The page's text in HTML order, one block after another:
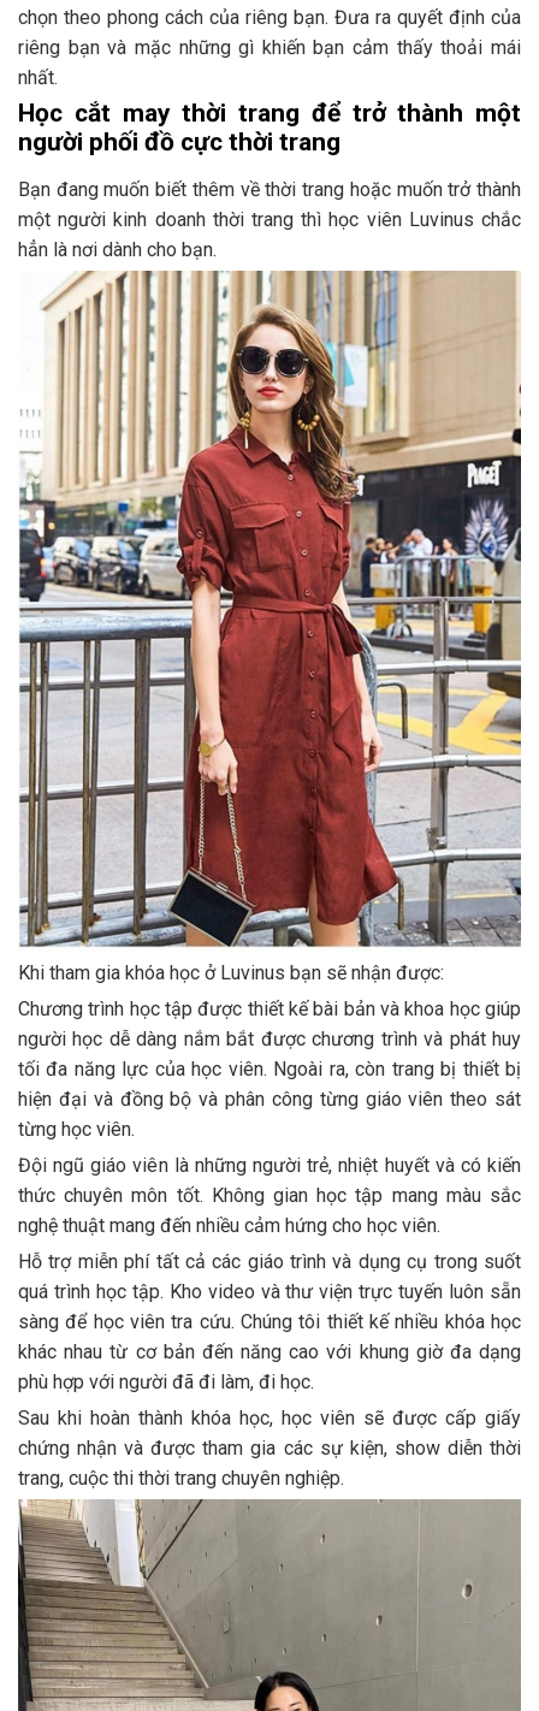
chọn theo phong cách của riêng bạn. Đưa ra quyết định của
riêng bạn và mặc những gì khiến bạn cảm thấy thoải mái
nhất.
Học cắt may thời trang để trở thành một
người phối đồ cực thời trang
Bạn đang muốn biết thêm về thời trang hoặc muốn trở thành
một người kinh doanh thời trang thì học viên Luvinus chắc
hẳn là nơi dành cho bạn.
Khi tham gia khóa học ở Luvinus bạn sẽ nhận được:
Chương trình học tập được thiết kế bài bản và khoa học giúp
người học dễ dàng nắm bắt được chương trình và phát huy
tối đa năng lực của học viên. Ngoài ra, còn trang bị thiết bị
hiện đại và đồng bộ và phân công từng giáo viên theo sát
từng học viên.
Đội ngũ giáo viên là những người trẻ, nhiệt huyết và có kiến
thức chuyên môn tốt. Không gian học tập mang màu sắc
nghệ thuật mang đến nhiều cảm hứng cho học viên.
Hỗ trợ miễn phí tất cả các giáo trình và dụng cụ trong suốt
quá trình học tập. Kho video và thư viện trực tuyến luôn sẵn
sàng để học viên tra cứu. Chúng tôi thiết kế nhiều khóa học
khác nhau từ cơ bản đến năng cao với khung giờ đa dạng
phù hợp với người đã đi làm, đi học.
Sau khi hoàn thành khóa học, học viên sẽ được cấp giấy
chứng nhận và được tham gia các sự kiện, show diễn thời
trang, cuộc thi thời trang chuyên nghiệp.